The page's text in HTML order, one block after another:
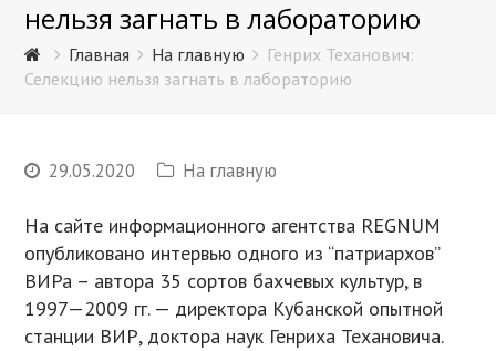
нельзя загнать в лабораторию
Главная На главную
Генрих Теханович:
Селекцию нельзя загнать в лабораторию
29.05.2020 На главную
На сайте информационного агентства REGNUM
опубликовано интервью одного из “патриархов”
ВИРа – автора 35 сортов бахчевых культур, в
1997—2009 гг. — директора Кубанской опытной
станции ВИР, доктора наук Генриха Техановича.